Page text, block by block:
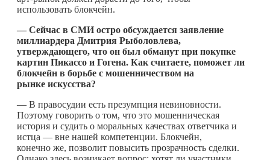
использовать блокчейн.
— Сейчас в СМИ остро обсуждается заявление
миллиардера Дмитрия Рыболовлева,
утверждающего, что он был обманут при покупке
картин Пикассо и Гогена. Как считаете, поможет ли
блокчейн в борьбе с мошенничеством на
рынке искусства?
— В правосудии есть презумпция невиновности.
Поэтому говорить о том, что это мошенническая
история и судить о моральных качествах ответчика и
истца — вне нашей компетенции. Блокчейн,
конечно же, позволит повысить прозрачность сделки.